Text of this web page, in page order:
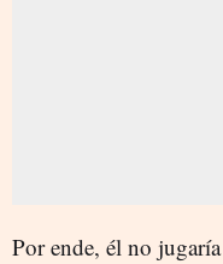
Por ende, él no